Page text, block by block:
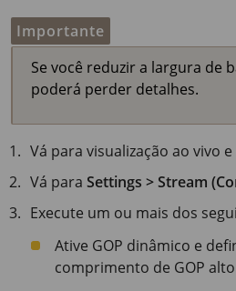
Importante
Se você reduzir a largura de
poderá perder detalhes.
Vá para visualização ao vivo
Vá paraSettings > Stream
Execute um ou mais dos
Ative GOP dinâmico e
comprimento de GOP